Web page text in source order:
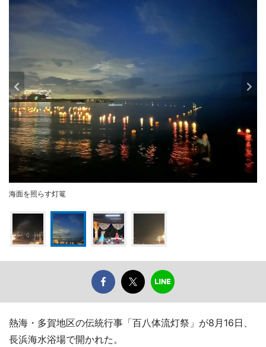
海面を照らす灯篭
熱海・多賀地区の伝統行事「百八体流灯祭」が8月16日、
長浜海水浴場で開かれた。